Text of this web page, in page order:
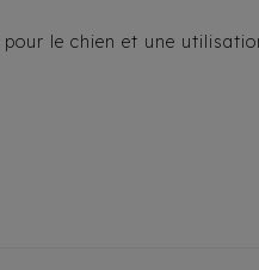
pour le chien et une